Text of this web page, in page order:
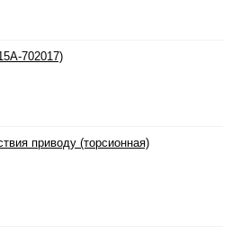
702017)
приводу (торсионная)